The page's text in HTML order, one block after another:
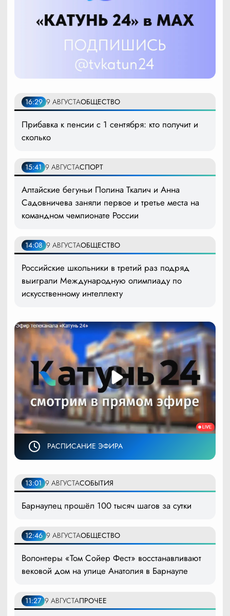
16:29 9 АВГУСТАОБЩЕСТВО
Прибавка к пенсии с 1 сентября: кто получит и
сколько
15:41 9 АВГУСТАСПОРТ
Алтайские бегуньи Полина Ткалич и Анна
Садовничева заняли первое и третье места на
командном чемпионате России
14:08 9 АВГУСТАОБЩЕСТВО
Российские школьники в третий раз подряд
выиграли Международную олимпиаду по
искусственному интеллекту
РАСПИСАНИЕ ЭФИРА
13:01 9 АВГУСТАСОБЫТИЯ
Барнаулец прошёл 100 тысяч шагов за сутки
12:46 9 АВГУСТАОБЩЕСТВО
Волонтеры «Том Сойер Фест» восстанавливают
вековой дом на улице Анатолия в Барнауле
11:27 9 АВГУСТАПРОЧЕЕ